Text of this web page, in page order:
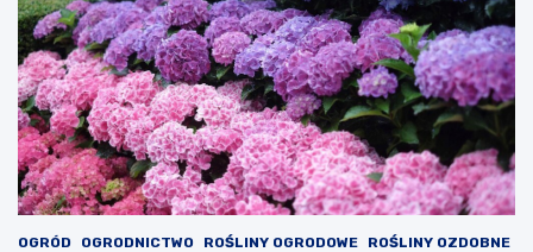
OGRÓD OGRODNICTWO ROŚLINY OGRODOWE ROŚLINY OZDOBNE